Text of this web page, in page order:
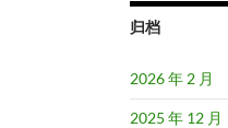
归档
2026 年 2 月
2025 年 12 月